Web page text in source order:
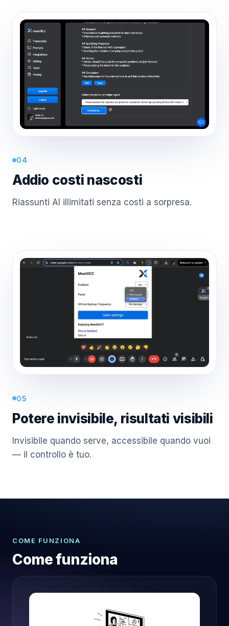
04
Addio costi nascosti
Riassunti AI illimitati senza costi a sorpresa.
05
Potere invisibile, risultati visibili
Invisibile quando serve, accessibile quando vuoi
— il controllo è tuo.
COME FUNZIONA
Come funziona